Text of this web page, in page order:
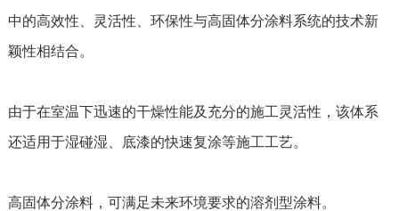
中的高效性、灵活性、环保性与高固体分涂料系统的技术新
颖性相结合。
由于在室温下迅速的干燥性能及充分的施工灵活性，该体系
还适用于湿碰湿、底漆的快速复涂等施工工艺。
高固体分涂料，可满足未来环境要求的溶剂型涂料。